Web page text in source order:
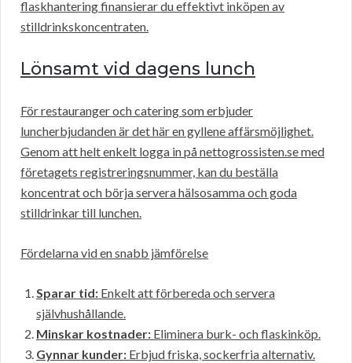
flaskhantering finansierar du effektivt inköpen av
stilldrinkskoncentraten.
Lönsamt vid dagens lunch
För restauranger och catering som erbjuder
luncherbjudanden är det här en gyllene affärsmöjlighet.
Genom att helt enkelt logga in på nettogrossisten.se med
företagets registreringsnummer, kan du beställa
koncentrat och börja servera hälsosamma och goda
stilldrinkar till lunchen.
Fördelarna vid en snabb jämförelse
Sparar tid: Enkelt att förbereda och servera
självhushållande.
Minskar kostnader: Eliminera burk- och flaskinköp.
Gynnar kunder: Erbjud friska, sockerfria alternativ.